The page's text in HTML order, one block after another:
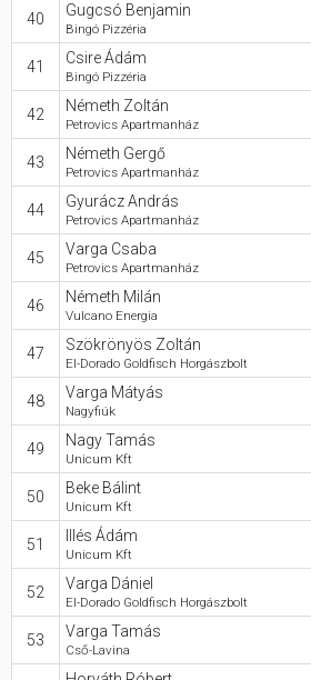
40 Gugcsó Benjamin
Bingó Pizzéria
41 Csire Ádám
Bingó Pizzéria
42 Németh Zoltán
Petrovics Apartmanház
43 Németh Gergő
Petrovics Apartmanház
44 Gyurácz András
Petrovics Apartmanház
45 Varga Csaba
Petrovics Apartmanház
46 Németh Milán
Vulcano Energia
47 Szökrönyös Zoltán
El-Dorado Goldfisch Horgászbolt
48 Varga Mátyás
Nagyfiúk
49 Nagy Tamás
Unicum Kft
50 Beke Bálint
Unicum Kft
51 Illés Ádám
Unicum Kft
52 Varga Dániel
El-Dorado Goldfisch Horgászbolt
53 Varga Tamás
Cső-Lavina